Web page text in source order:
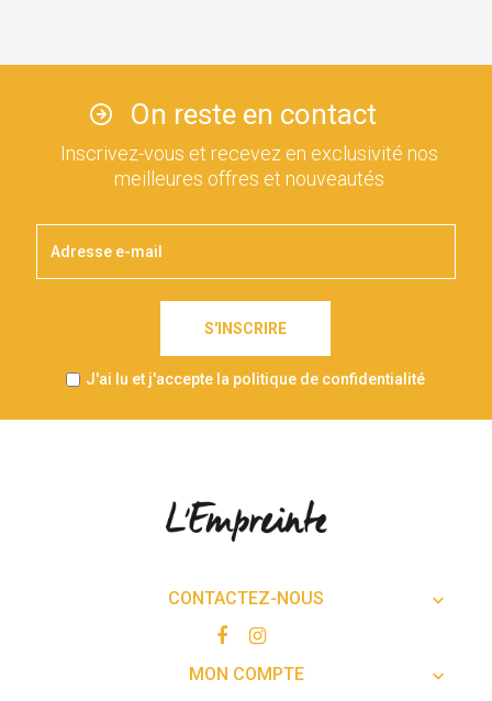
On reste en contact
Inscrivez-vous et recevez en exclusivité nos
meilleures offres et nouveautés
S'INSCRIRE
J'ai lu et j'accepte la politique de confidentialité
CONTACTEZ-NOUS 
MON COMPTE 